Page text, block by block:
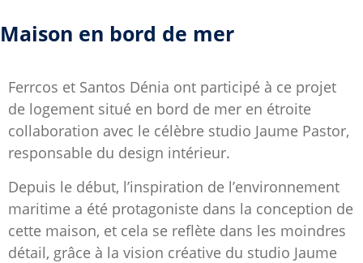
Maison en bord de mer
Ferrcos et Santos Dénia ont participé à ce projet
de logement situé en bord de mer en étroite
collaboration avec le célèbre studio Jaume Pastor,
responsable du design intérieur.
Depuis le début, l’inspiration de l’environnement
maritime a été protagoniste dans la conception de
cette maison, et cela se reflète dans les moindres
détail, grâce à la vision créative du studio Jaume